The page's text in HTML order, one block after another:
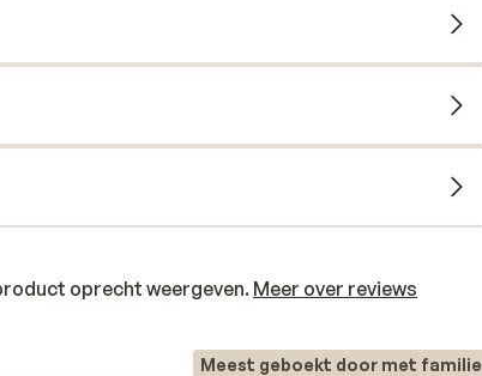
oprecht weergeven. Meer over reviews
Meest geboekt door met familie